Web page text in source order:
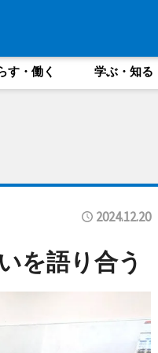
す・働く 学ぶ・知る
2024.12.20
を語り合う